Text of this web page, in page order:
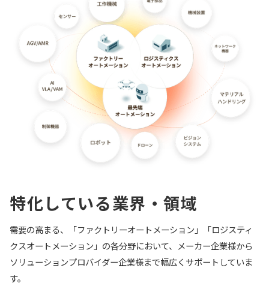
特化している業界・領域
需要の高まる、「ファクトリーオートメーション」「ロジスティ
クスオートメーション」の各分野において、メーカー企業様から
ソリューションプロバイダー企業様まで幅広くサポートしていま
す。